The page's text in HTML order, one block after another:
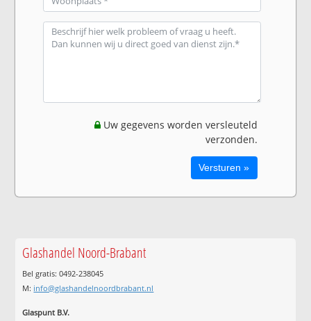
Uw gegevens worden versleuteld
verzonden.
Glashandel Noord-Brabant
Bel gratis: 0492-238045
M: info@glashandelnoordbrabant.nl
Glaspunt B.V.